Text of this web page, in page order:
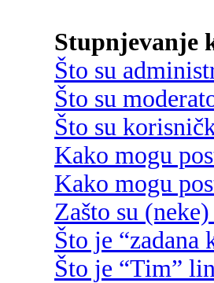
Stupnjevanje
Što su
Što su
Što su
Kako mogu
Kako mogu
Zašto su
Što je “zadana
Što je “Tim”